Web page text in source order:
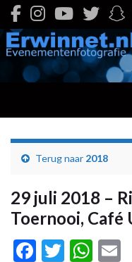
Terug naar 2018
29 juli 2018 –
Toernooi, Café
Facebook
Twitter